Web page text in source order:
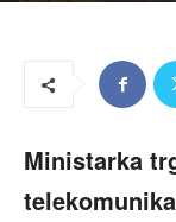
Ministarka